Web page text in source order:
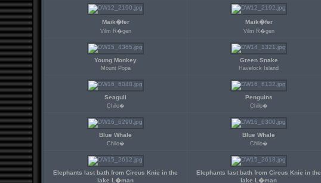
Maik�fer
Vilm R�gen
Maik�fer
Vilm R�gen
Young Monkey
Mount Popa
Green Snake
Havelock Island
Seagull
Chilo�
Penguins
Chilo�
Blue Whale
Chilo�
Blue Whale
Chilo�
Elephants last bath from Circus Knie in the
lake L�man
Elephants last bath from Circus Knie in the
lake L�man